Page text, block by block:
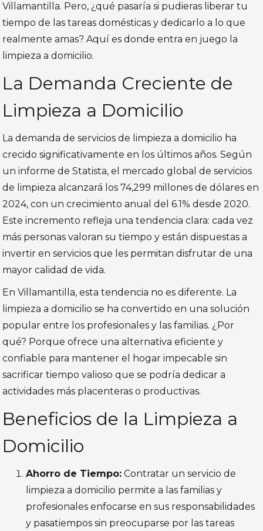
Villamantilla. Pero, ¿qué pasaría si pudieras liberar tu
tiempo de las tareas domésticas y dedicarlo a lo que
realmente amas? Aquí es donde entra en juego la
limpieza a domicilio.
La Demanda Creciente de
Limpieza a Domicilio
La demanda de servicios de limpieza a domicilio ha
crecido significativamente en los últimos años. Según
un informe de Statista, el mercado global de servicios
de limpieza alcanzará los 74,299 millones de dólares en
2024, con un crecimiento anual del 6.1% desde 2020.
Este incremento refleja una tendencia clara: cada vez
más personas valoran su tiempo y están dispuestas a
invertir en servicios que les permitan disfrutar de una
mayor calidad de vida​​.
En Villamantilla, esta tendencia no es diferente. La
limpieza a domicilio se ha convertido en una solución
popular entre los profesionales y las familias. ¿Por
qué? Porque ofrece una alternativa eficiente y
confiable para mantener el hogar impecable sin
sacrificar tiempo valioso que se podría dedicar a
actividades más placenteras o productivas.
Beneficios de la Limpieza a
Domicilio
Ahorro de Tiempo: Contratar un servicio de
limpieza a domicilio permite a las familias y
profesionales enfocarse en sus responsabilidades
y pasatiempos sin preocuparse por las tareas